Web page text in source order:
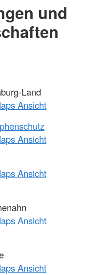
und
Land
Ansicht
Ansicht
Ansicht
Ansicht
Ansicht